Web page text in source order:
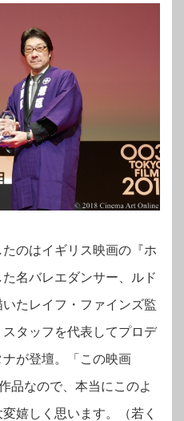
のはイギリス映画の『ホ
名バレエダンサー、ルド
たレイフ・ファインズ監
タッフを代表してプロデ
が登壇。「この映画
品なので、本当にこのよ
嬉しく思います。（若く